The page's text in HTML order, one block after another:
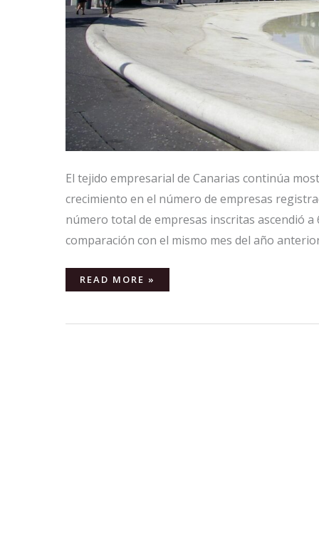
El tejido empresarial de Canarias continúa
crecimiento en el número de empresas
número total de empresas inscritas ascendió
comparación con el mismo mes del año
READ MORE »